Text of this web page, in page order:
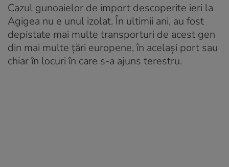
Cazul gunoaielor de import descoperite ieri la
Agigea nu e unul izolat. În ultimii ani, au fost
depistate mai multe transporturi de acest gen
din mai multe țări europene, în același port sau
chiar în locuri în care s-a ajuns terestru.